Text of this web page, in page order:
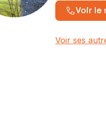
Voir le
Voir ses